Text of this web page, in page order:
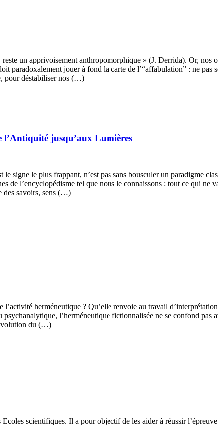
un apprivoisement anthropomorphique » (J. Derrida). Or, nos
paradoxalement jouer à fond la carte de l’“affabulation” : ne
pour déstabiliser nos (…)
l’Antiquité jusqu’aux Lumières
signe le plus frappant, n’est pas sans bousculer un paradigme
de l’encyclopédisme tel que nous le connaissons : tout ce qui ne
des savoirs, sens (…)
herméneutique ? Qu’elle renvoie au travail
l’herméneutique fictionnalisée ne se confond pas
du (…)
Ecoles scientifiques. Il a pour objectif de les aider à réussir